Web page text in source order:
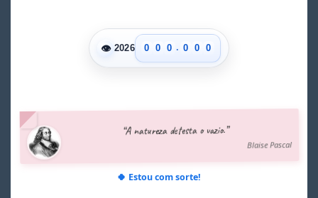
👁 2026
0
1
6
9
0
1
6
9
0
1
6
9
. 0
1
6
9
0
1
6
9
0
1
6
“A natureza detesta o vazio.”
Blaise Pascal
🍀 Estou com sorte!